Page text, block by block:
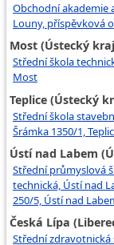
Obchodní akademie
Louny, příspěvková
Most (Ústecký
Střední škola
Most
Teplice (Ústecký
Střední škola
Šrámka 1350/1,
Ústí nad Labem
Střední průmyslová
technická, Ústí nad
250/5, Ústí nad
Česká Lípa
Střední zdravotnická